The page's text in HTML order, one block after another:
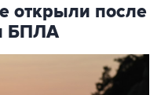
открыли после
БПЛА